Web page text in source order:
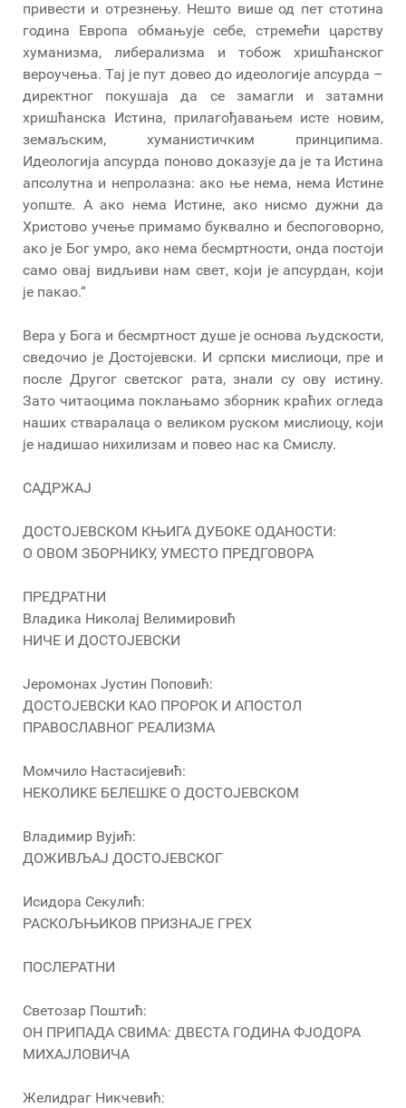
привести и отрезнењу. Нешто више од пет стотина
година Европа обмањује себе, стремећи царству
хуманизма, либерализма и тобож хришћанског
вероучења. Тај је пут довео до идеологије апсурда –
директног покушаја да се замагли и затамни
хришћанска Истина, прилагођавањем исте новим,
земаљским, хуманистичким принципима.
Идеологија апсурда поново доказује да је та Истина
апсолутна и непролазна: ако ње нема, нема Истине
уопште. А ако нема Истине, ако нисмо дужни да
Христово учење примамо буквално и беспоговорно,
ако је Бог умро, ако нема бесмртности, онда постоји
само овај видљиви нам свет, који је апсурдан, који
је пакао.“
Вера у Бога и бесмртност душе је основа људскости,
сведочио је Достојевски. И српски мислиоци, пре и
после Другог светског рата, знали су ову истину.
Зато читаоцима поклањамо зборник краћих огледа
наших стваралаца о великом руском мислиоцу, који
је надишао нихилизам и повео нас ка Смислу.
САДРЖАЈ
ДОСТОЈЕВСКОМ КЊИГА ДУБОКЕ ОДАНОСТИ:
О ОВОМ ЗБОРНИКУ, УМЕСТО ПРЕДГОВОРА
ПРЕДРАТНИ
Владика Николај Велимировић
НИЧЕ И ДОСТОЈЕВСКИ
Јеромонах Јустин Поповић:
ДОСТОЈЕВСКИ КАО ПРОРОК И АПОСТОЛ
ПРАВОСЛАВНОГ РЕАЛИЗМА
Момчило Настасијевић:
НЕКОЛИКЕ БЕЛЕШКЕ О ДОСТОЈЕВСКОМ
Владимир Вујић:
ДОЖИВЉАЈ ДОСТОЈЕВСКОГ
Исидора Секулић:
РАСКОЉЊИКОВ ПРИЗНАЈЕ ГРЕХ
ПОСЛЕРАТНИ
Светозар Поштић:
ОН ПРИПАДА СВИМА: ДВЕСТА ГОДИНА ФЈОДОРА
МИХАЈЛОВИЧА
Желидраг Никчевић: